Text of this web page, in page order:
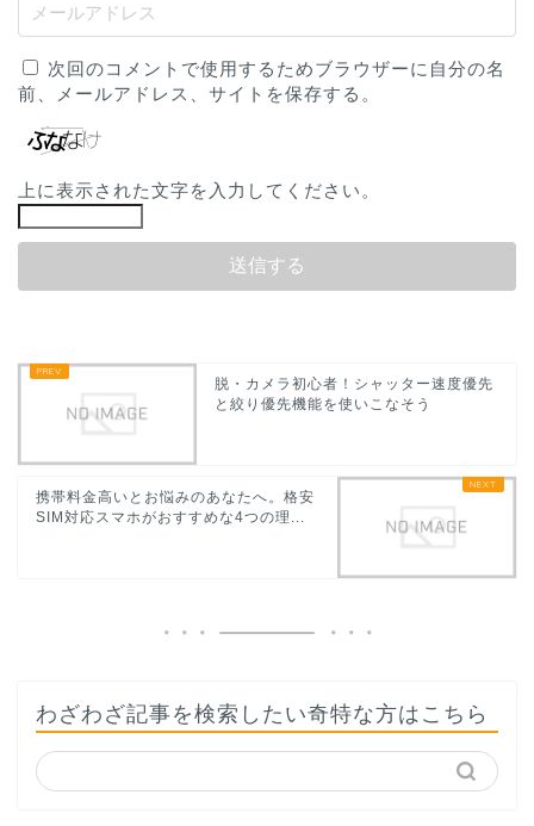
次回のコメントで使用するためブラウザーに自分の名
前、メールアドレス、サイトを保存する。
上に表示された文字を入力してください。
脱・カメラ初心者！シャッター速度優先
と絞り優先機能を使いこなそう
携帯料金高いとお悩みのあなたへ。格安
SIM対応スマホがおすすめな4つの理...
わざわざ記事を検索したい奇特な方はこちら